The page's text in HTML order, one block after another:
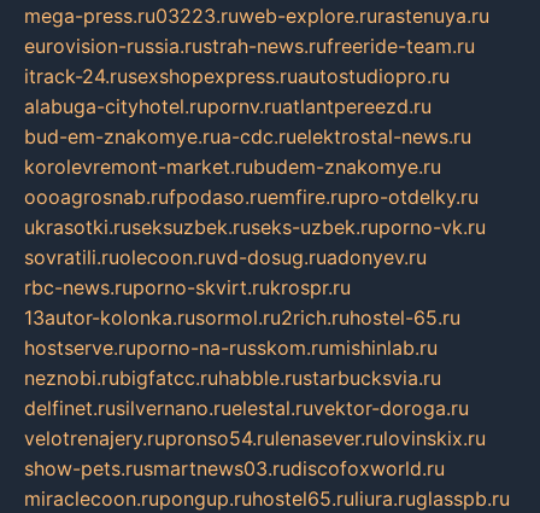
mega-press.ru03223.ruweb-explore.rurastenuya.ru
eurovision-russia.rustrah-news.rufreeride-team.ru
itrack-24.rusexshopexpress.ruautostudiopro.ru
alabuga-cityhotel.rupornv.ruatlantpereezd.ru
bud-em-znakomye.rua-cdc.ruelektrostal-news.ru
korolevremont-market.rubudem-znakomye.ru
oooagrosnab.rufpodaso.ruemfire.rupro-otdelky.ru
ukrasotki.ruseksuzbek.ruseks-uzbek.ruporno-vk.ru
sovratili.ruolecoon.ruvd-dosug.ruadonyev.ru
rbc-news.ruporno-skvirt.rukrospr.ru
13autor-kolonka.rusormol.ru2rich.ruhostel-65.ru
hostserve.ruporno-na-russkom.rumishinlab.ru
neznobi.rubigfatcc.ruhabble.rustarbucksvia.ru
delfinet.rusilvernano.ruelestal.ruvektor-doroga.ru
velotrenajery.rupronso54.rulenasever.rulovinskix.ru
show-pets.rusmartnews03.rudiscofoxworld.ru
miraclecoon.rupongup.ruhostel65.ruliura.ruglasspb.ru